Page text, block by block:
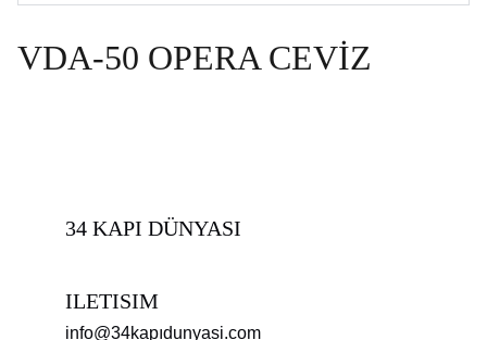
VDA-50 OPERA CEVİZ
ILETISIM
info@34kapıdunyasi.com
34 KAPI DÜNYASI